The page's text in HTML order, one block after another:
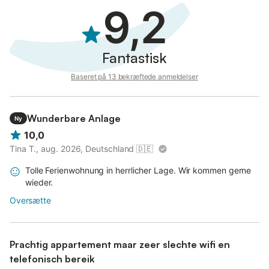
9,2
Fantastisk
Baseret på 13 bekræftede anmeldelser
Ny
Wunderbare Anlage
10,0
Tina T., aug. 2026, Deutschland 🇩🇪
Tolle Ferienwohnung in herrlicher Lage. Wir kommen gerne
wieder.
Oversætte
Prachtig appartement maar zeer slechte wifi en
telefonisch bereik